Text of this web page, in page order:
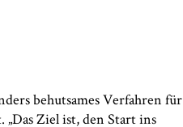
behutsames Verfahren für
Ziel ist, den Start ins